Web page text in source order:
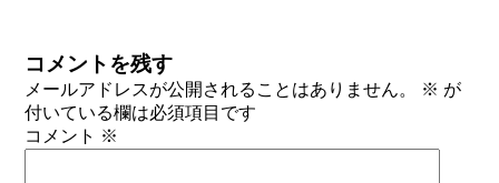
コメントを残す
メールアドレスが公開されることはありません。 ※ が
付いている欄は必須項目です
コメント ※